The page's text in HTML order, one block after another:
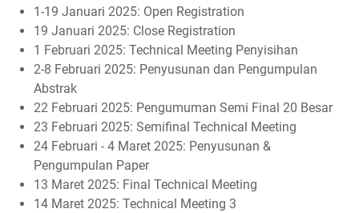
1-19 Januari 2025: Open Registration
19 Januari 2025: Close Registration
1 Februari 2025: Technical Meeting Penyisihan
2-8 Februari 2025: Penyusunan dan Pengumpulan
Abstrak
22 Februari 2025: Pengumuman Semi Final 20 Besar
23 Februari 2025: Semifinal Technical Meeting
24 Februari - 4 Maret 2025: Penyusunan &
Pengumpulan Paper
13 Maret 2025: Final Technical Meeting
14 Maret 2025: Technical Meeting 3